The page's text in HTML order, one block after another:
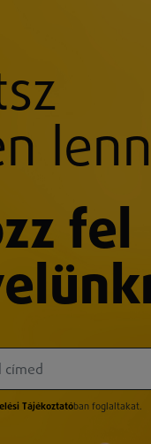
fel
Tájékoztatóban foglaltakat.